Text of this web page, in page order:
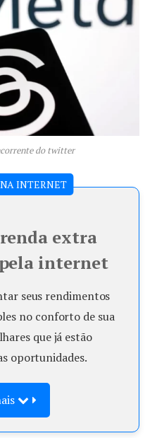
do twitter
INTERNET
extra
internet
seus rendimentos
no conforto de sua
que já estão
oportunidades.